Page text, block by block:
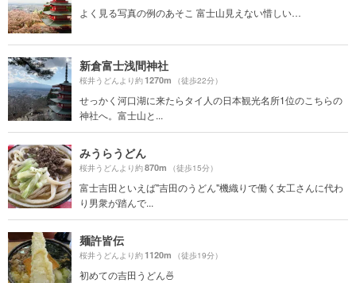
よく見る写真の例のあそこ 富士山見えない惜しい…
新倉富士浅間神社
桜井うどんより約1270m （徒歩22分）
せっかく河口湖に来たらタイ人の日本観光名所1位のこちらの
神社へ。富士山と...
みうらうどん
桜井うどんより約870m （徒歩15分）
富士吉田といえば"吉田のうどん"機織りで働く女工さんに代わ
り男衆が踏んで...
麺許皆伝
桜井うどんより約1120m （徒歩19分）
初めての吉田うどん🍜